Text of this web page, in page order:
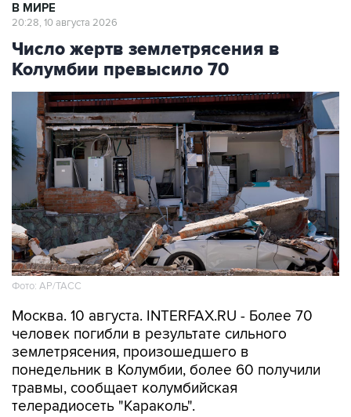
В МИРЕ
20:28, 10 августа 2026
Число жертв землетрясения в
Колумбии превысило 70
Фото: АР/ТАСС
Москва. 10 августа. INTERFAX.RU - Более 70
человек погибли в результате сильного
землетрясения, произошедшего в
понедельник в Колумбии, более 60 получили
травмы, сообщает колумбийская
телерадиосеть "Караколь".